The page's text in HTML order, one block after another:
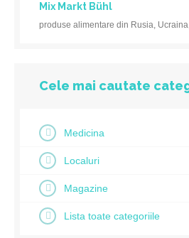
Mix Markt Bühl
produse alimentare din Rusia,
Cele mai cautate
Medicina
Localuri
Magazine
Lista toate categoriile